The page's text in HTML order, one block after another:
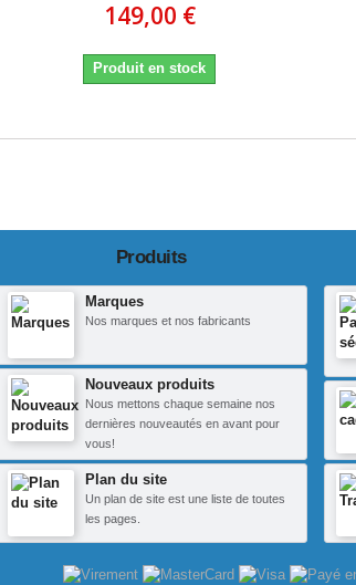
149,00 €
Produit en stock
Produits
Marques
Nos marques et nos fabricants
Nouveaux produits
Nous mettons chaque semaine nos
dernières nouveautés en avant pour
vous!
Plan du site
Un plan de site est une liste de toutes
les pages.